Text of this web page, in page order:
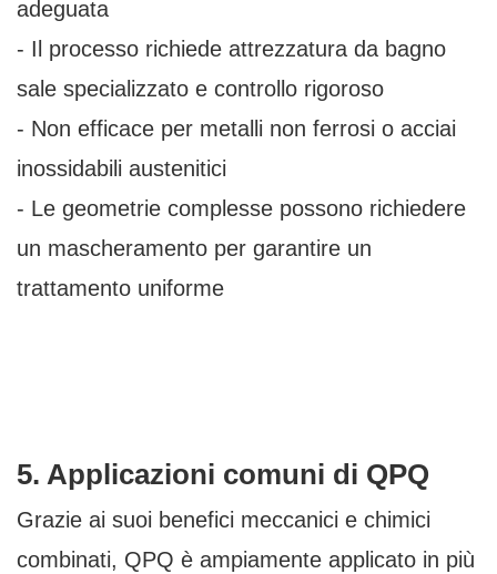
adeguata
- Il processo richiede attrezzatura da bagno
sale specializzato e controllo rigoroso
- Non efficace per metalli non ferrosi o acciai
inossidabili austenitici
- Le geometrie complesse possono richiedere
un mascheramento per garantire un
trattamento uniforme
5. Applicazioni comuni di QPQ
Grazie ai suoi benefici meccanici e chimici
combinati, QPQ è ampiamente applicato in più